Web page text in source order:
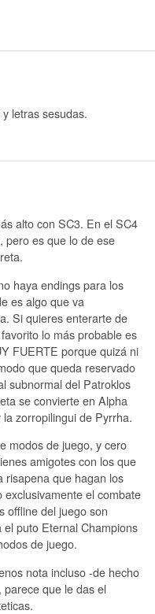
letras sesudas.
alto con SC3. En el SC4
pero es que lo de ese
haya endings para los
es algo que va
Si quieres enterarte de
lo más probable es
FUERTE porque quizá ni
que queda reservado
subnormal del Patroklos
se convierte en Alpha
zorropilingui de Pyrrha.
modos de juego, y cero
amigotes con los que
risapena que hagan los
el combate
offline del juego son
puto Eternal Champions
de juego.
nota incluso -de hecho
que le das el